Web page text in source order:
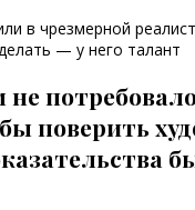
поверить